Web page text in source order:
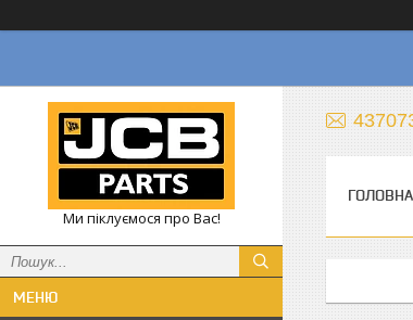
Ми піклуємося про Вас!
ГОЛОВНА